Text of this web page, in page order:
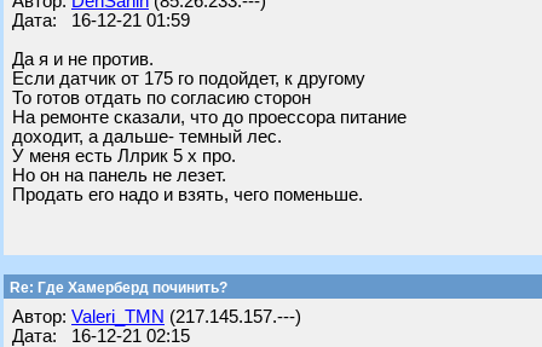
Дата: 16-12-21 01:59
Да я и не против.
Если датчик от 175 го подойдет, к другому
То готов отдать по согласию сторон
На ремонте сказали, что до проессора питание
доходит, а дальше- темный лес.
У меня есть Ллрик 5 х про.
Но он на панель не лезет.
Продать его надо и взять, чего поменьше.
Re: Где Хамерберд починить?
Автор: Valeri_TMN (217.145.157.---)
Дата: 16-12-21 02:15